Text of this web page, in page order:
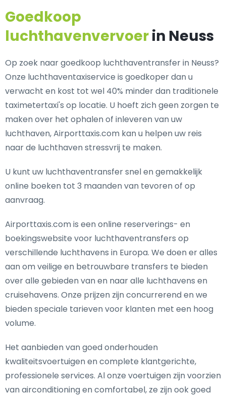
Goedkoop
luchthavenvervoerin Neuss
Op zoek naar goedkoop luchthaventransfer in Neuss?
Onze luchthaventaxiservice is goedkoper dan u
verwacht en kost tot wel 40% minder dan traditionele
taximetertaxi's op locatie. U hoeft zich geen zorgen te
maken over het ophalen of inleveren van uw
luchthaven, Airporttaxis.com kan u helpen uw reis
naar de luchthaven stressvrij te maken.
U kunt uw luchthaventransfer snel en gemakkelijk
online boeken tot 3 maanden van tevoren of op
aanvraag.
Airporttaxis.com is een online reserverings- en
boekingswebsite voor luchthaventransfers op
verschillende luchthavens in Europa. We doen er alles
aan om veilige en betrouwbare transfers te bieden
over alle gebieden van en naar alle luchthavens en
cruisehavens. Onze prijzen zijn concurrerend en we
bieden speciale tarieven voor klanten met een hoog
volume.
Het aanbieden van goed onderhouden
kwaliteitsvoertuigen en complete klantgerichte,
professionele services. Al onze voertuigen zijn voorzien
van airconditioning en comfortabel, ze zijn ook goed